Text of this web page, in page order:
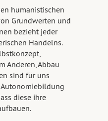
humanistischen
Grundwerten und
bezieht jeder
Handelns.
Anderen, Abbau
sind für uns
diese ihre